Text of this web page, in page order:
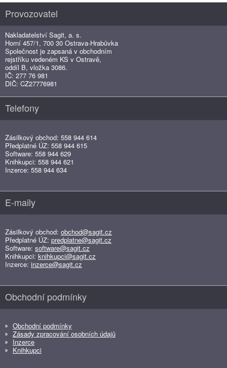
Provozovatel
Nakladatelství Sagit, a. s.
Horní 457/1, 700 30 Ostrava-Hrabůvka
Společnost je zapsaná v obchodním
rejstříku vedeném KS v Ostravě,
oddíl B, vložka 3086.
IČ: 277 76 981
DIČ: CZ27776981
Telefony
Zásilkový obchod: 558 944 614
Předplatné ÚZ: 558 944 615
Software: 558 944 629
Knihkupci: 558 944 621
Inzerce: 558 944 634
E-maily
Zásilkový obchod: obchod@sagit.cz
Předplatné ÚZ: predplatne@sagit.cz
Software: software@sagit.cz
Knihkupci: knihkupci@sagit.cz
Inzerce: inzerce@sagit.cz
Obchodní podmínky
Obchodní podmínky
Zásady zpracování osobních údajů
Inzerce
Knihkupci